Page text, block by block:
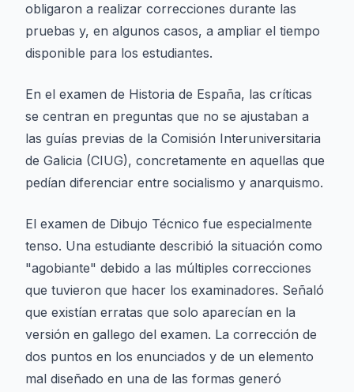
obligaron a realizar correcciones durante las
pruebas y, en algunos casos, a ampliar el tiempo
disponible para los estudiantes.
En el examen de Historia de España, las críticas
se centran en preguntas que no se ajustaban a
las guías previas de la Comisión Interuniversitaria
de Galicia (CIUG), concretamente en aquellas que
pedían diferenciar entre socialismo y anarquismo.
El examen de Dibujo Técnico fue especialmente
tenso. Una estudiante describió la situación como
"agobiante" debido a las múltiples correcciones
que tuvieron que hacer los examinadores. Señaló
que existían erratas que solo aparecían en la
versión en gallego del examen. La corrección de
dos puntos en los enunciados y de un elemento
mal diseñado en una de las formas generó